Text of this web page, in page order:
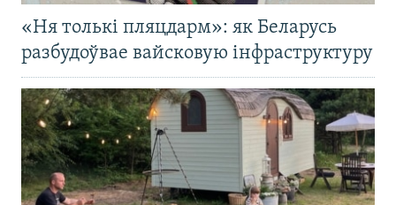
«Ня толькі пляцдарм»: як Беларусь
разбудоўвае вайсковую інфраструктуру